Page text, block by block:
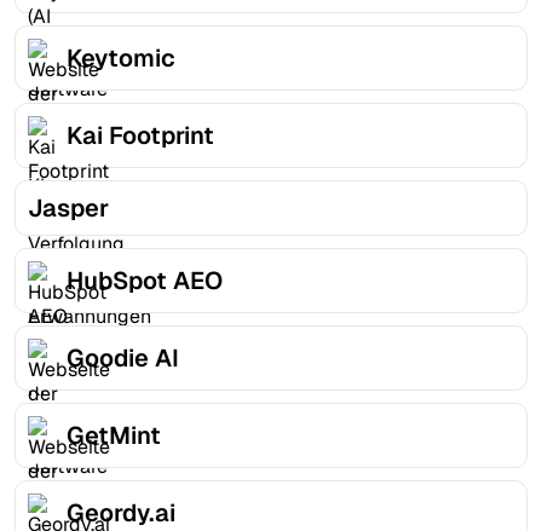
Keytomic
Kai Footprint
Jasper
HubSpot AEO
Goodie AI
GetMint
Geordy.ai